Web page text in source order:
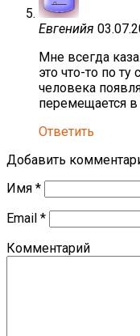
Евгенийя
Мне всегда
это что-то по ту
человека
перемещается в
Ответить
Добавить
Имя *
Email *
Комментарий